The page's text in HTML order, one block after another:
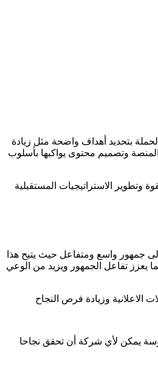
بتحديد أهداف واضحة مثل زيادة
المنصة وتصميم محتوى يواكبها بأسلوب
وتطوير الاستراتيجيات المستقبلية
جمهور واسع ومتفاعل حيث يتيح هذا
يعزز تفاعل الجمهور ويزيد من الوعي
الاعلانية وزيادة فرص النجاح
يمكن لأي شركة أن تحقق نجاحا